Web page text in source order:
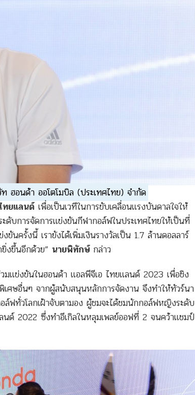
ฮอนด้า ออโตโมบิล (ประเทศไทย) จำกัด
ทยแลนด์ เพื่อเป็นเวทีในการขับเคลื่อนแรงบันดาลใจให้
บการจัดการแข่งขันกีฬากอล์ฟในประเทศไทยให้เป็นที่
ครั้งนี้ เรายังได้เพิ่มเงินรางวัลเป็น 1.7 ล้านดอลลาร์
งขึ้นอีกด้วย” นายพิทักษ์ กล่าว
มแข่งขันในฮอนด้า แอลพีจีเอ ไทยแลนด์ 2023 เพื่อชิง
เศษอื่นๆ จากผู้สนับสนุนหลักการจัดงาน จึงทำให้ทัวร์นา
ล์ฟทั่วโลกเฝ้าจับตามอง ผู้ชมจะได้ชมนักกอล์ฟหญิงระดับ
ด์ 2022 ซึ่งทำอีเกิลในหลุมเพลย์ออฟที่ 2 จนคว้าแชมป์